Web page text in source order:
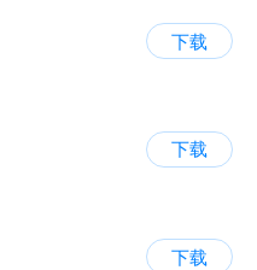
下载
下载
下载